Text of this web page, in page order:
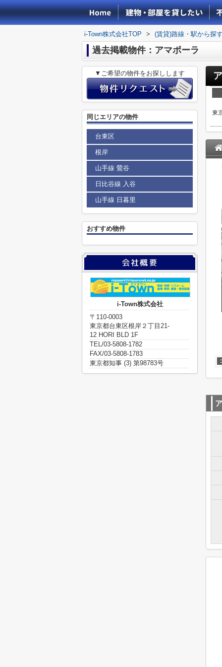
i-Town株式会社TOP > (賃貸)路線・駅から探
過去掲載物件：アマポーラ
東
▼ご希望の物件をお探しします
同じエリアの物件
台東区
根岸
山手線 鶯谷
日比谷線 入谷
山手線 日暮里
おすすめ物件
i-Town株式会社
〒110-0003
東京都台東区根岸２丁目21-
12 HORI BLD 1F
TEL/03-5808-1782
FAX/03-5808-1783
東京都知事 (3) 第98783号